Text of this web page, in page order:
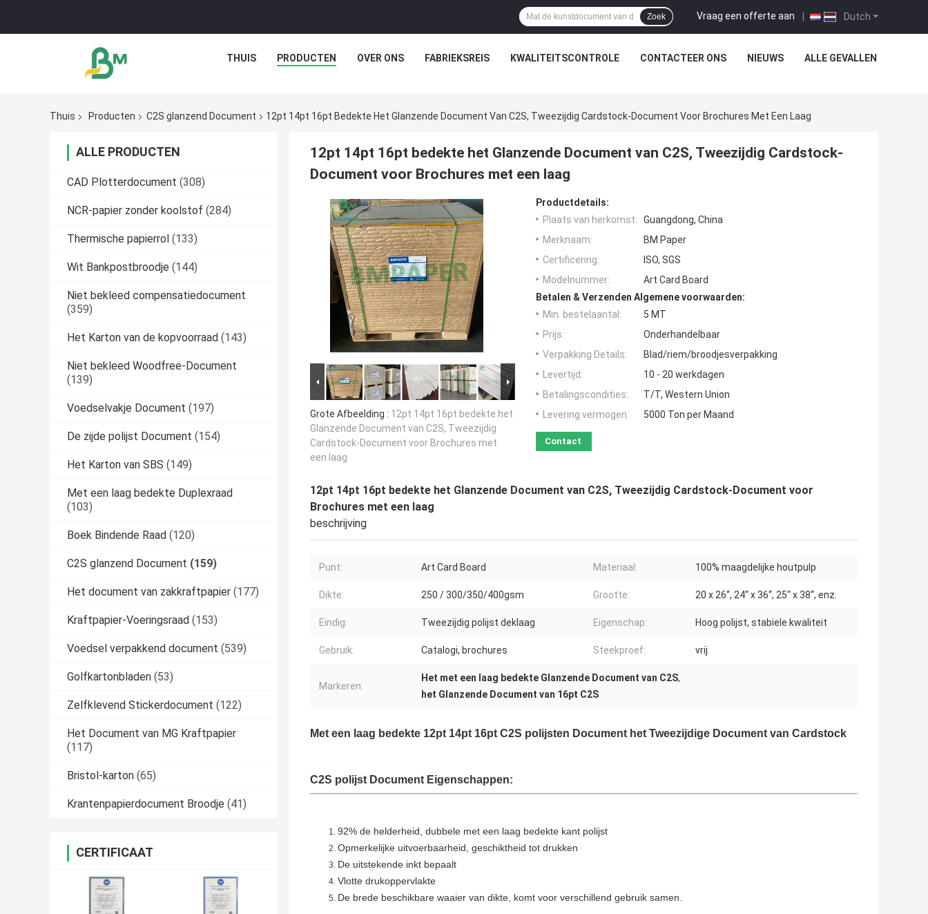
Dutch
Vraag een offerte aan |
Zoek
THUIS PRODUCTEN OVER ONS FABRIEKSREIS KWALITEITSCONTROLE CONTACTEER ONS NIEUWS ALLE GEVALLEN
Thuis Producten C2S glanzend Document 12pt 14pt 16pt Bedekte Het Glanzende Document Van C2S, Tweezijdig Cardstock-Document Voor Brochures Met Een Laag
ALLE PRODUCTEN
CAD Plotterdocument (308)
NCR-papier zonder koolstof (284)
Thermische papierrol (133)
Wit Bankpostbroodje (144)
Niet bekleed compensatiedocument
(359)
Het Karton van de kopvoorraad (143)
Niet bekleed Woodfree-Document
(139)
Voedselvakje Document (197)
De zijde polijst Document (154)
Het Karton van SBS (149)
Met een laag bedekte Duplexraad
(103)
Boek Bindende Raad (120)
C2S glanzend Document (159)
Het document van zakkraftpapier (177)
Kraftpapier-Voeringsraad (153)
Voedsel verpakkend document (539)
Golfkartonbladen (53)
Zelfklevend Stickerdocument (122)
Het Document van MG Kraftpapier
(117)
Bristol-karton (65)
Krantenpapierdocument Broodje (41)
CERTIFICAAT
12pt 14pt 16pt bedekte het Glanzende Document van C2S, Tweezijdig Cardstock-
Document voor Brochures met een laag
Grote Afbeelding : 12pt 14pt 16pt bedekte het
Glanzende Document van C2S, Tweezijdig
Cardstock-Document voor Brochures met
een laag
Productdetails:
Plaats van herkomst:
Guangdong, China
Merknaam:
BM Paper
Certificering:
ISO, SGS
Modelnummer:
Art Card Board
Betalen & Verzenden Algemene voorwaarden:
Min. bestelaantal:
5 MT
Prijs:
Onderhandelbaar
Verpakking Details:
Blad/riem/broodjesverpakking
Levertijd:
10 - 20 werkdagen
Betalingscondities:
T/T, Western Union
Levering vermogen:
5000 Ton per Maand
Contact
12pt 14pt 16pt bedekte het Glanzende Document van C2S, Tweezijdig Cardstock-Document voor
Brochures met een laag
beschrijving
Punt: Art Card Board Materiaal: 100% maagdelijke houtpulp
Dikte: 250 / 300/350/400gsm Grootte: 20 x 26“, 24“ x 36“, 25“ x 38“, enz.
Eindig: Tweezijdig polijst deklaag Eigenschap: Hoog polijst, stabiele kwaliteit
Gebruik: Catalogi, brochures Steekproef: vrij
Markeren:
Het met een laag bedekte Glanzende Document van C2S,
het Glanzende Document van 16pt C2S
Met een laag bedekte 12pt 14pt 16pt C2S polijsten Document het Tweezijdige Document van Cardstock
C2S polijst Document Eigenschappen:
92% de helderheid, dubbele met een laag bedekte kant polijst
Opmerkelijke uitvoerbaarheid, geschiktheid tot drukken
De uitstekende inkt bepaalt
Vlotte drukoppervlakte
De brede beschikbare waaier van dikte, komt voor verschillend gebruik samen.